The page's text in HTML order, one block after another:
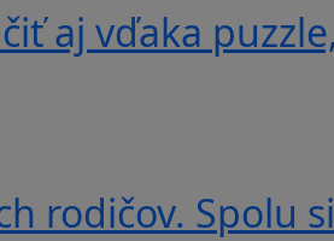
aj vďaka
rodičov. Spolu